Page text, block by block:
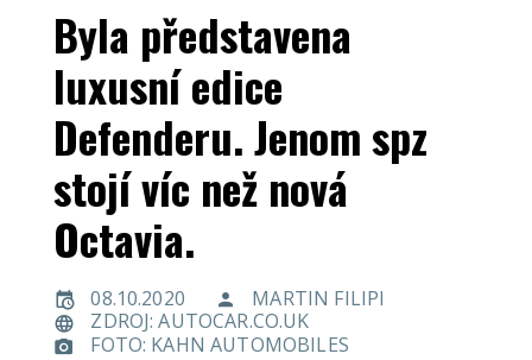
Byla představena
luxusní edice
Defenderu. Jenom spz
stojí víc než nová
Octavia.
08.10.2020
MARTIN FILIPI
ZDROJ: AUTOCAR.CO.UK
FOTO: KAHN AUTOMOBILES